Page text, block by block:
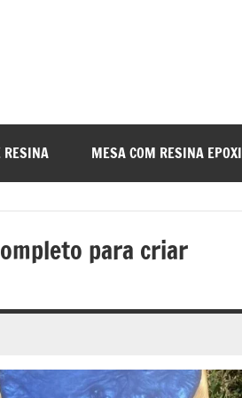
RESINA MESA COM RESINA EPOXI
para criar